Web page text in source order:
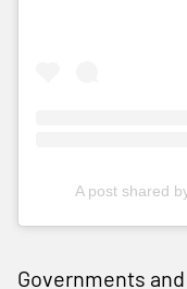
A post shared
Governments